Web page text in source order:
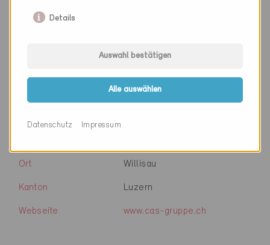
Ort Willisau
Kanton Luzern
Webseite www.cas-gruppe.ch
Details
Auswahl bestätigen
Alle auswählen
Datenschutz Impressum